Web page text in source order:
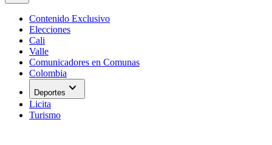
Contenido Exclusivo
Elecciones
Cali
Valle
Comunicadores en Comunas
Colombia
Deportes expand_more
Licita
Turismo